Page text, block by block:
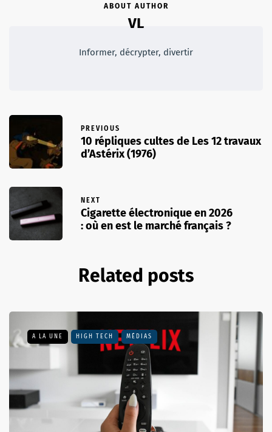
ABOUT AUTHOR
VL
Informer, décrypter, divertir
PREVIOUS
10 répliques cultes de Les 12 travaux
d’Astérix (1976)
NEXT
Cigarette électronique en 2026
: où en est le marché français ?
Related posts
A LA UNE HIGH TECH MÉDIAS